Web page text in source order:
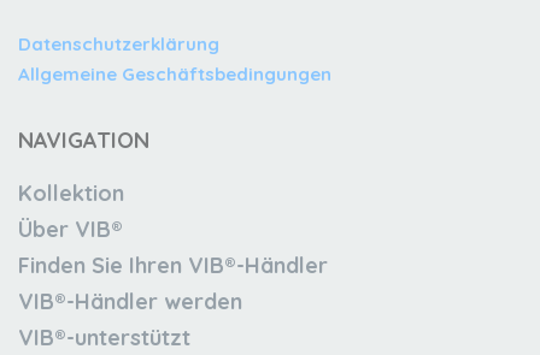
Datenschutzerklärung
Allgemeine Geschäftsbedingungen
NAVIGATION
Kollektion
Über VIB®
Finden Sie Ihren VIB®-Händler
VIB®-Händler werden
VIB®-unterstützt